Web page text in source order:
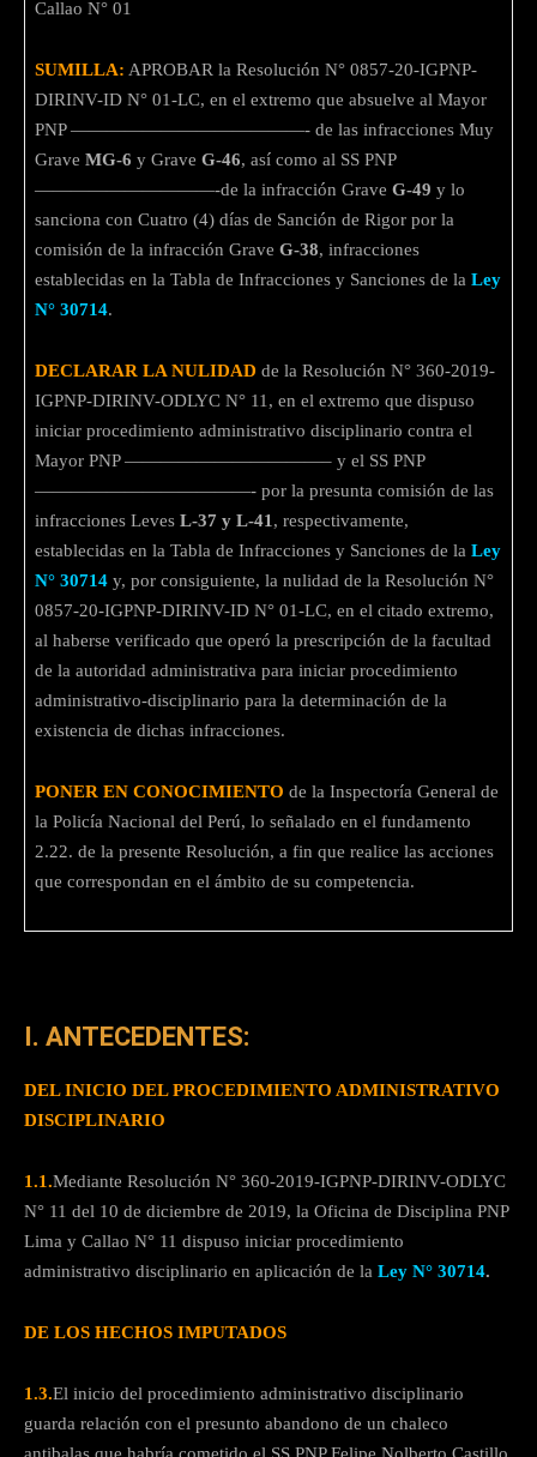
Callao N° 01
SUMILLA: APROBAR la Resolución N° 0857-20-IGPNP-
DIRINV-ID N° 01-LC, en el extremo que absuelve al Mayor
PNP —————————————- de las infracciones Muy
Grave MG-6 y Grave G-46, así como al SS PNP
——————————-de la infracción Grave G-49 y lo
sanciona con Cuatro (4) días de Sanción de Rigor por la
comisión de la infracción Grave G-38, infracciones
establecidas en la Tabla de Infracciones y Sanciones de la Ley
N° 30714.
DECLARAR LA NULIDAD de la Resolución N° 360-2019-
IGPNP-DIRINV-ODLYC N° 11, en el extremo que dispuso
iniciar procedimiento administrativo disciplinario contra el
Mayor PNP ———————————– y el SS PNP
————————————- por la presunta comisión de las
infracciones Leves L-37 y L-41 , respectivamente,
establecidas en la Tabla de Infracciones y Sanciones de la Ley
N° 30714 y, por consiguiente, la nulidad de la Resolución N°
0857-20-IGPNP-DIRINV-ID N° 01-LC, en el citado extremo,
al haberse verificado que operó la prescripción de la facultad
de la autoridad administrativa para iniciar procedimiento
administrativo-disciplinario para la determinación de la
existencia de dichas infracciones.
PONER EN CONOCIMIENTO de la Inspectoría General de
la Policía Nacional del Perú, lo señalado en el fundamento
2.22. de la presente Resolución, a fin que realice las acciones
que correspondan en el ámbito de su competencia.
I. ANTECEDENTES:
DEL INICIO DEL PROCEDIMIENTO ADMINISTRATIVO
DISCIPLINARIO
1.1.Mediante Resolución N° 360-2019-IGPNP-DIRINV-ODLYC
N° 11 del 10 de diciembre de 2019, la Oficina de Disciplina PNP
Lima y Callao N° 11 dispuso iniciar procedimiento
administrativo disciplinario en aplicación de la Ley N° 30714.
DE LOS HECHOS IMPUTADOS
1.3.El inicio del procedimiento administrativo disciplinario
guarda relación con el presunto abandono de un chaleco